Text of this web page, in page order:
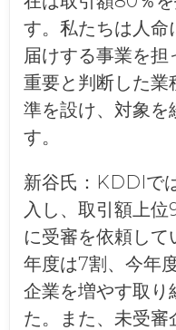
す。私たちは人命
届けする事業を担
重要と判断した業
準を設け、対象を
す。
新谷氏： KDDIで
入し、取引額上
に受審を依頼し
年度は7割、今年
企業を増やす取り
た。また、未受審